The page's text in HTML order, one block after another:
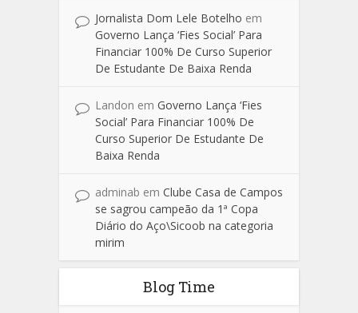
Jornalista Dom Lele Botelho em
Governo Lança ‘Fies Social’ Para
Financiar 100% De Curso Superior
De Estudante De Baixa Renda
Landon em Governo Lança ‘Fies
Social’ Para Financiar 100% De
Curso Superior De Estudante De
Baixa Renda
adminab em Clube Casa de Campos
se sagrou campeão da 1ª Copa
Diário do Aço\Sicoob na categoria
mirim
Blog Time